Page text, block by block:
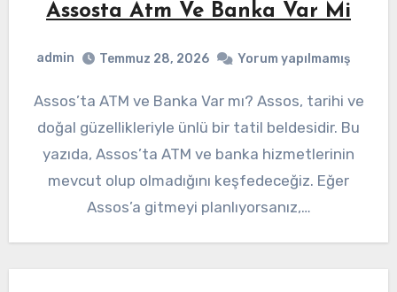
Assosta Atm Ve Banka Var Mi
admin Temmuz 28, 2026 Yorum yapılmamış
Assos’ta ATM ve Banka Var mı? Assos, tarihi ve
doğal güzellikleriyle ünlü bir tatil beldesidir. Bu
yazıda, Assos’ta ATM ve banka hizmetlerinin
mevcut olup olmadığını keşfedeceğiz. Eğer
Assos’a gitmeyi planlıyorsanız,…